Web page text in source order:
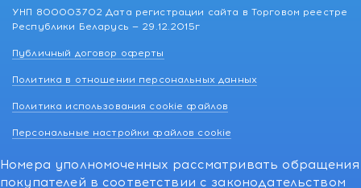
УНП 800003702 Дата регистрации сайта в Торговом реестре
Республики Беларусь — 29.12.2015г
Публичный договор оферты
Политика в отношении персональных данных
Политика использования cookie файлов
Персональные настройки файлов cookie
Номера уполномоченных рассматривать обращения
покупателей в соответствии с законодательством